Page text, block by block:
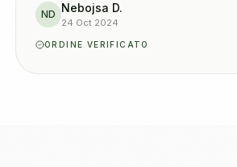
ND Nebojsa D.
24 Oct 2024
ORDINE VERIFICATO